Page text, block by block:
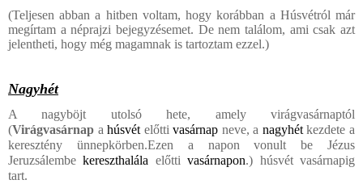
(Teljesen abban a hitben voltam, hogy korábban a Húsvétról már
megírtam a néprajzi bejegyzésemet. De nem találom, ami csak azt
jelentheti, hogy még magamnak is tartoztam ezzel.)
Nagyhét
A nagyböjt utolsó hete, amely virágvasárnaptól
(Virágvasárnap ahúsvét előttivasárnap neve, a nagyhétkezdete a
keresztény ünnepkörben.Ezen a napon vonult be Jézus
Jeruzsálembe kereszthalála előttivasárnapon.) húsvét vasárnapig
tart.